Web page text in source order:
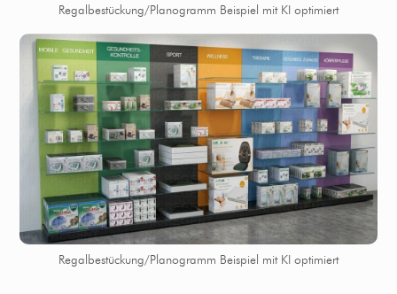
Regalbestückung/Planogramm Beispiel mit KI optimiert
Regalbestückung/Planogramm Beispiel mit KI optimiert